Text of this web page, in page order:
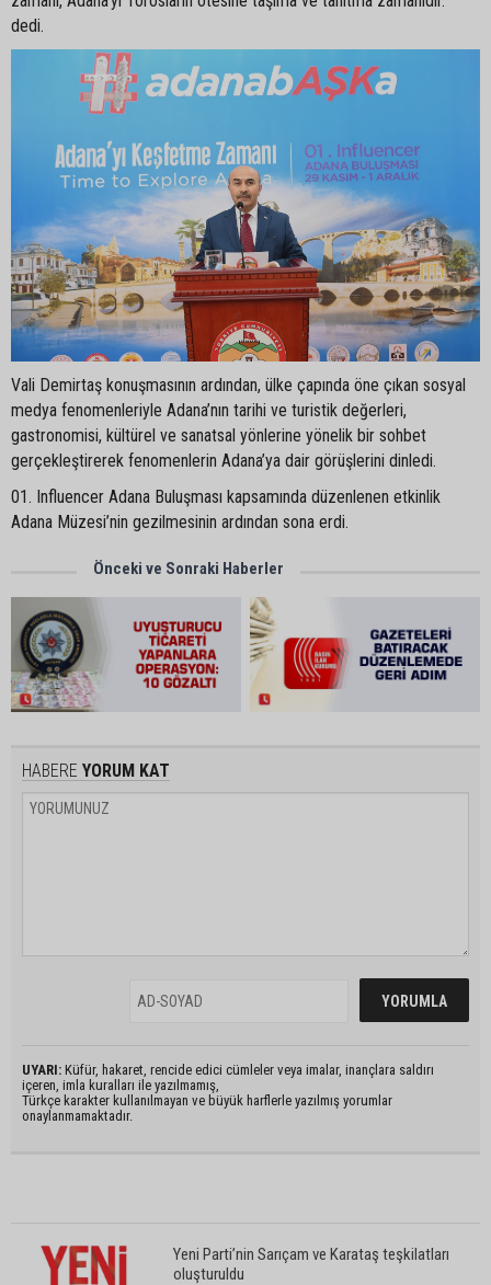
dedi.
Vali Demirtaş konuşmasının ardından, ülke çapında öne çıkan sosyal
medya fenomenleriyle Adana’nın tarihi ve turistik değerleri,
gastronomisi, kültürel ve sanatsal yönlerine yönelik bir sohbet
gerçekleştirerek fenomenlerin Adana’ya dair görüşlerini dinledi.
01. Influencer Adana Buluşması kapsamında düzenlenen etkinlik
Adana Müzesi’nin gezilmesinin ardından sona erdi.
Önceki ve Sonraki Haberler
HABERE YORUM KAT
UYARI: Küfür, hakaret, rencide edici cümleler veya imalar, inançlara saldırı
içeren, imla kuralları ile yazılmamış,
Türkçe karakter kullanılmayan ve büyük harflerle yazılmış yorumlar
onaylanmamaktadır.
Yeni Parti’nin Sarıçam ve Karataş teşkilatları
oluşturuldu